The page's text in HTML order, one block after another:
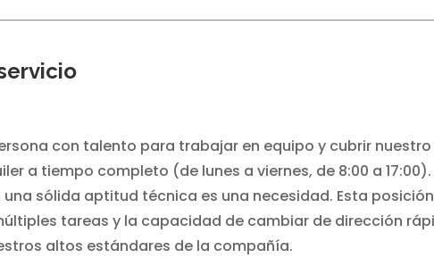
con talento para trabajar en equipo y cubrir
a tiempo completo (de lunes a viernes, de 8:00 a
sólida aptitud técnica es una necesidad. Esta
tareas y la capacidad de cambiar de dirección
altos estándares de la compañía.